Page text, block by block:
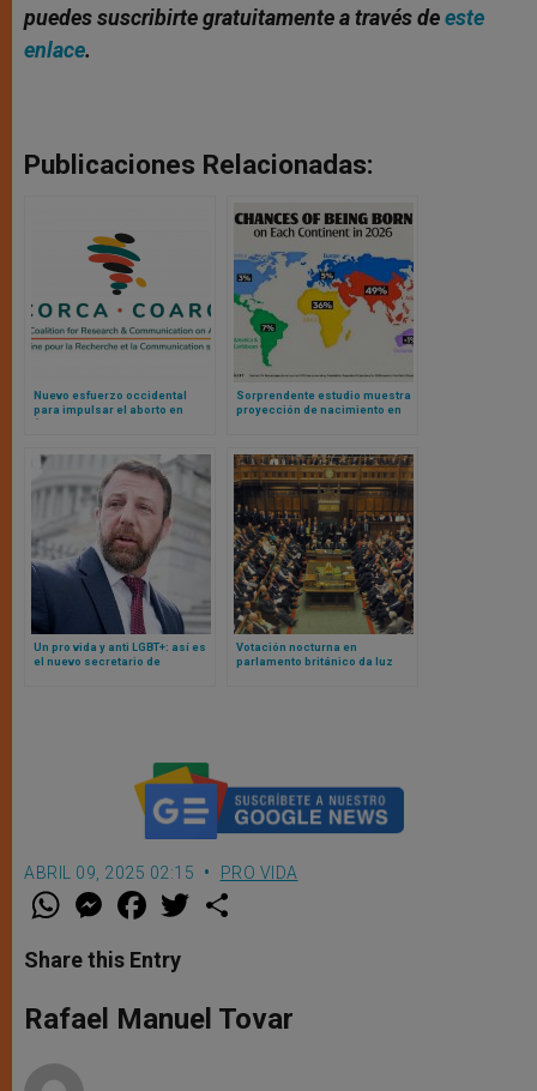
puedes suscribirte gratuitamente a través deeste
enlace.
Publicaciones Relacionadas:
Nuevo esfuerzo occidental
para impulsar el aborto en
África
Sorprendente estudio muestra
proyección de nacimiento en
juntos
Un pro vida y anti LGBT+: así es
el nuevo secretario de
Votación nocturna en
parlamento británico da luz
ABRIL 09, 2025 02:15 PRO VIDA
W
t
s
p
p
M
e
s
e
g
e
F
a
e
b
o
k
w
r
Share this Entry
Rafael Manuel Tovar